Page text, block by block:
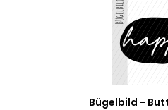
Bügelbild -